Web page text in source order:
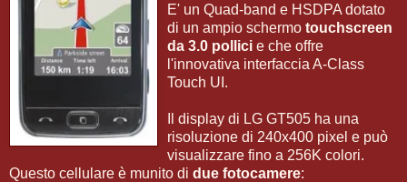
E' un Quad-band e HSDPA dotato
di un ampio schermo touchscreen
da 3.0 pollici e che offre
l'innovativa interfaccia A-Class
Touch UI.
Il display di LG GT505 ha una
risoluzione di 240x400 pixel e può
visualizzare fino a 256K colori.
Questo cellulare è munito di due fotocamere: